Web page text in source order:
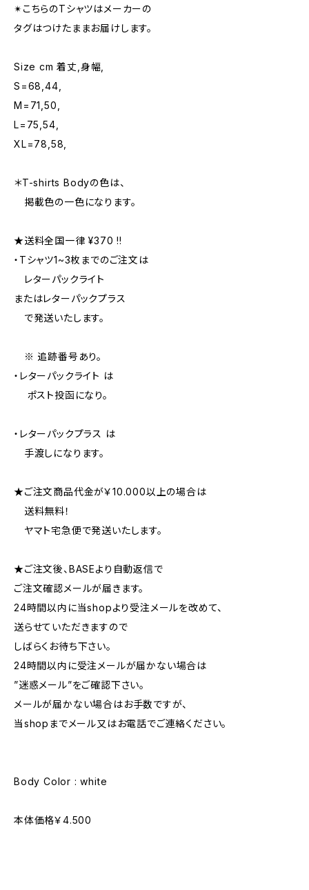
✴︎こちらのTシャツはメーカーの
タグはつけたままお届けします。
Size cm 着丈,身幅,
S=68,44,
M=71,50,
L=75,54,
XL=78,58,
＊T-shirts Bodyの色は、
掲載色の一色になります。
★送料全国一律 ¥370 !!
・Tシャツ1~3枚までのご注文は
レターパックライト
またはレターパックプラス
で発送いたします。
※ 追跡番号あり。
・レターパックライト は
ポスト投函になり。
・レターパックプラス は
手渡しになります。
★ご注文商品代金が￥10.000以上の場合は
送料無料！
ヤマト宅急便で発送いたします。
★ご注文後、BASEより自動返信で
ご注文確認メールが届きます。
24時間以内に当shopより受注メールを改めて、
送らせていただきますので
しばらくお待ち下さい。
24時間以内に受注メールが届かない場合は
”迷惑メール”をご確認下さい。
メールが届かない場合はお手数ですが、
当shopまでメール又はお電話でご連絡ください。
Body Color : white
本体価格￥4.500